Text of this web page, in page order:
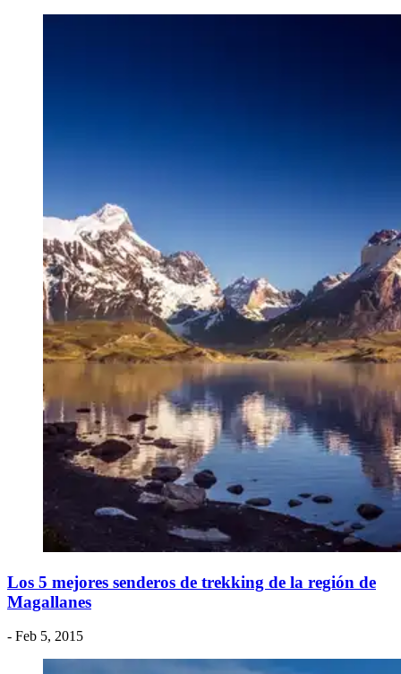
​Los 5 mejores senderos de trekking de la región de
Magallanes
- Feb 5, 2015